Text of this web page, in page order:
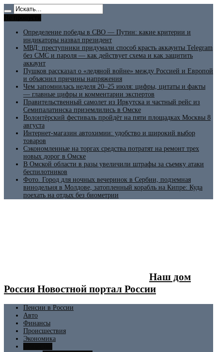
Определение победы в СВО — Путин: какие критерии и
индикаторы назвал президент
МВД: преступники придумали способ красть аккаунты Telegram
без СМС и пароля — как действует схема и как защитить
аккаунт
Пушков рассказал о «ледяной войне» между Россией и Европой
и объяснил причины напряжения
Чем запомнилась неделя 20–25 июля: цифры, цитаты и факты
— главные цифры и комментарии экспертов
Правительственный самолет из Иркутска и частный рейс из
Семипалатинска приземлились в Омске
Волонтёрский фестиваль пройдёт на пяти площадках Москвы 8
августа
Интернет-магазин автохимии: удобство и широкий выбор
товаров
Сэкономленные на торгах средства потратят на ремонт трех
новых дорог в Омске
В Омской области в разы увеличили штрафы за съемку атаки
беспилотников
Фото. Город для ночных вечеринок в Сербии, подземная
винодельня в Молдове, затопленный корабль на Кипре: Куда
поехать на отдых без биометрии
Наш дом
Россия Новостной портал России
Пенсии в России
Авто
Финансы
Происшествия
Экономика